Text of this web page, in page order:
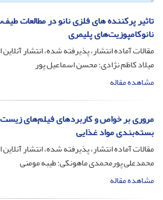
تاثیر پرکننده های فلزی نانو در مطالعات
نانوکامپوزیت‌های پلیمری
مقالات آماده انتشار، پذیرفته شده، انتشار آنلاین
میلاد کاظم نژادی؛ محسن اسماعیل پور
مشاهده مقاله
بسته‌بندی مواد غذایی
مقالات آماده انتشار، پذیرفته شده، انتشار آنلاین
محمدعلی پورمحمدی ماهونکی؛ طیبه مومنی
مشاهده مقاله